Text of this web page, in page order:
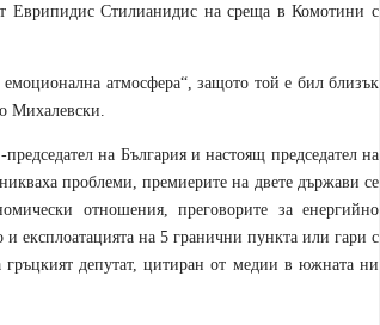
Еврипидис Стилианидис на среща в Комотини с
емоционална атмосфера“, защото той е бил близък
о Михалевски
на България и настоящ председател на
ваха проблеми, премиерите на двете държави се
отношения, преговорите за енергийно
експлоатацията на 5 гранични пункта или гари с
гръцкият депутат, цитиран от медии в южната ни